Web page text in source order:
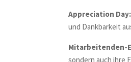
Appreciation Day:
und Dankbarkeit
Mitarbeitenden-
sondern auch ihre